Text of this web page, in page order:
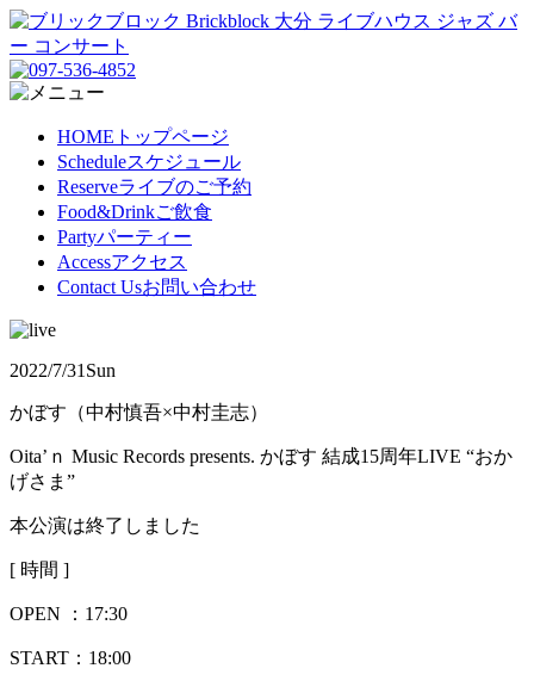
HOME トップページ
Scheduleスケジュール
Reserveライブのご予約
Food&Drinkご飲食
Partyパーティー
Accessアクセス
Contact Usお問い合わせ
2022/7/31 Sun
かぼす（中村慎吾×中村圭志）
Oita’ｎ Music Records presents. かぼす 結成15周年LIVE “おか
げさま”
本公演は終了しました
[ 時間 ]
OPEN ： 17:30
START：18:00